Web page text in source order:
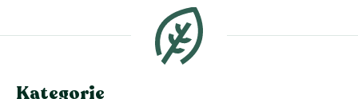
a
Kategorie